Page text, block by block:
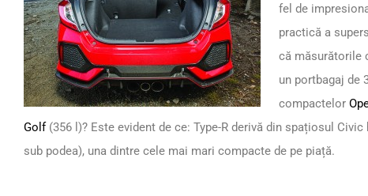
fel de
practică a
că măsurătorile
un portbagaj de
compactelor
Golf(356 l)? Este evident de ce: Type-R derivă din spațiosul
sub podea), una dintre cele mai mari compacte de pe piață.